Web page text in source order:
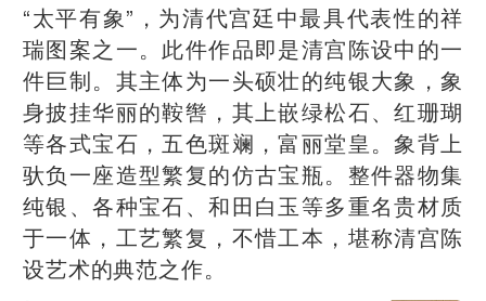
“太平有象”，为清代宫廷中最具代表性的祥
瑞图案之一。此件作品即是清宫陈设中的一
件巨制。其主体为一头硕壮的纯银大象，象
身披挂华丽的鞍辔，其上嵌绿松石、红珊瑚
等各式宝石，五色斑斓，富丽堂皇。象背上
驮负一座造型繁复的仿古宝瓶。整件器物集
纯银、各种宝石、和田白玉等多重名贵材质
于一体，工艺繁复，不惜工本，堪称清宫陈
设艺术的典范之作。